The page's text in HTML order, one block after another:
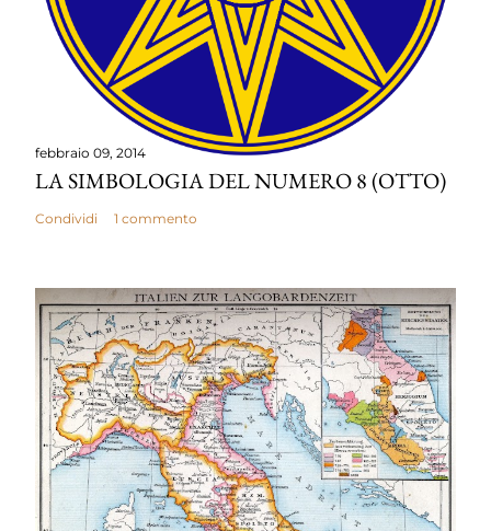
febbraio 09, 2014
LA SIMBOLOGIA DEL NUMERO 8 (OTTO)
Condividi 1 commento